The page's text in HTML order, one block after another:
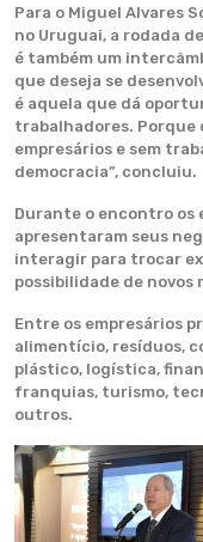
Para o Miguel Alvares
no Uruguai, a rodada
é também um
que deseja se
é aquela que dá
trabalhadores. Porque
empresários e sem
democracia”, concluiu.
Durante o encontro os
apresentaram seus
interagir para trocar
possibilidade de novos
Entre os empresários
alimentício, resíduos,
plástico, logística,
franquias, turismo,
outros.